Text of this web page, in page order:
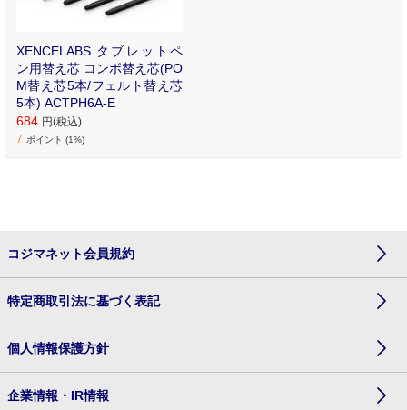
XENCELABS タブレットペ
ン用替え芯 コンボ替え芯(PO
M替え芯5本/フェルト替え芯
5本) ACTPH6A-E
684 円(税込)
7 ポイント (1%)
コジマネット会員規約
特定商取引法に基づく表記
個人情報保護方針
企業情報・IR情報